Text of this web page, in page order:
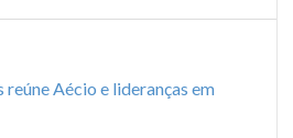
reúne Aécio e lideranças em